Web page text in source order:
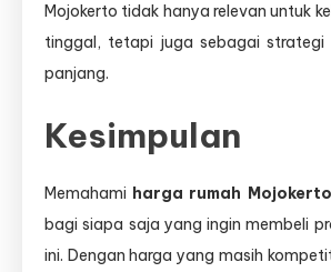
Mojokerto tidak hanya relevan untuk
tinggal, tetapi juga sebagai strategi
panjang.
Kesimpulan
Memahami harga rumah Mojokerto
bagi siapa saja yang ingin membeli
ini. Dengan harga yang masih